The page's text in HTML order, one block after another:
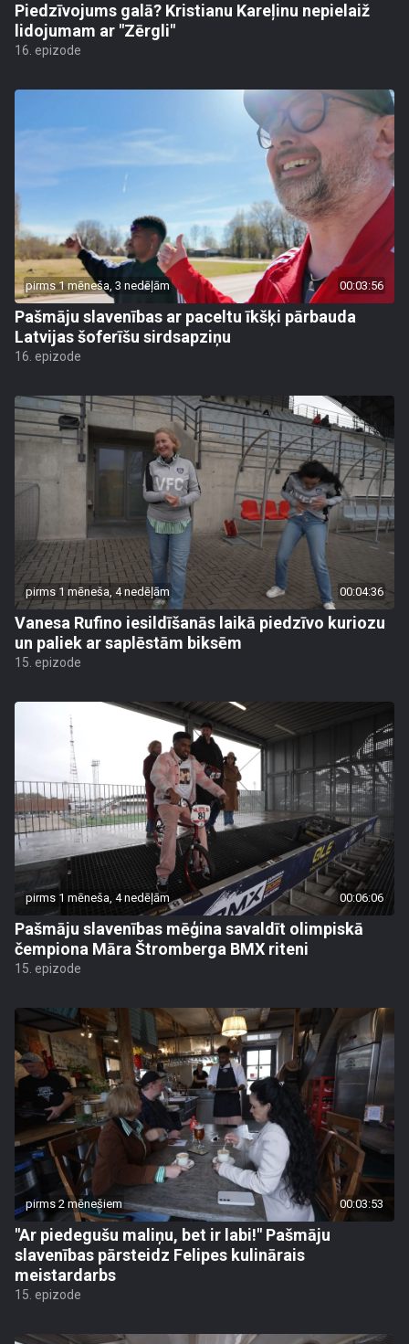
Piedzīvojums galā? Kristianu Kareļinu nepielaiž
lidojumam ar "Zērgli"
16. epizode
pirms 1 mēneša, 3 nedēļām 00:03:56
Pašmāju slavenības ar paceltu īkšķi pārbauda
Latvijas šoferīšu sirdsapziņu
16. epizode
pirms 1 mēneša, 4 nedēļām 00:04:36
Vanesa Rufino iesildīšanās laikā piedzīvo kuriozu
un paliek ar saplēstām biksēm
15. epizode
pirms 1 mēneša, 4 nedēļām 00:06:06
Pašmāju slavenības mēģina savaldīt olimpiskā
čempiona Māra Štromberga BMX riteni
15. epizode
pirms 2 mēnešiem 00:03:53
"Ar piedegušu maliņu, bet ir labi!" Pašmāju
slavenības pārsteidz Felipes kulinārais
meistardarbs
15. epizode